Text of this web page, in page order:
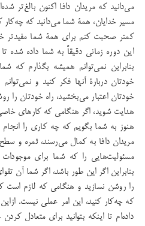
می‌دانید كه مریدان دافا اكنون بالغ‌تر
مسیر خدایان، همۀ شما می‌دانید كه
كمتر صحبت كنم برای همۀ شما مفیدتر
این دوره زمانی دقیقاً به شما داده شده
بنابراین نمی‌توانم همیشه بگذارم كه
خودتان دربارۀ آنها فکر کنید و
خودتان اعتبار می‌بخشید، راه خودتان را
هدایت شوید، اگر هنگامی که كارهای
هنوز به شما بگویم كه چه كاری را
مریدان دافا به كمال می‌رسند، ثمره و
مسئولیت‌هایی را كه شما برای
بنابراین اگر این طور باشد، اگر شما آن
را روشن نسازید و هنگامی كه لازم است
كه چه‌كار كنید، این امر عملی نیست.
داده‌ام تا اینكه بتوانید برای متعادل